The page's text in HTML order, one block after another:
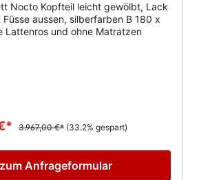
Nocto Kopfteil leicht gewölbt, Lack
Füsse aussen, silberfarben B 180 x
und ohne Matratzen
3.967,00 €* (33.2% gespart)
zum Anfrageformular